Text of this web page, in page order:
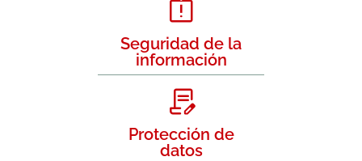
Seguridad de la
información
Protección de
datos